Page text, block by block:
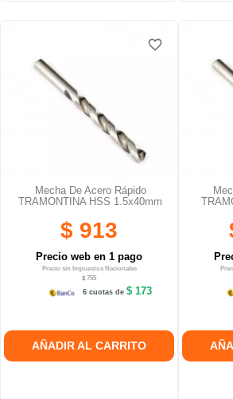
Mecha De Acero Rápido
TRAMONTINA HSS 1.5x40mm
$ 913
Precio web en 1 pago
Precio sin Impuestos Nacionales
$ 755
6 cuotas de$ 173
AÑADIR AL CARRITO
favorite_border
favorite_border